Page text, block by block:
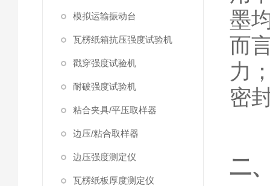
模拟运输振动台
瓦楞纸箱抗压强度试验机
戳穿强度试验机
耐破强度试验机
粘合夹具/平压取样器
边压/粘合取样器
边压强度测定仪
瓦楞纸板厚度测定仪
墨
而
力
密
二